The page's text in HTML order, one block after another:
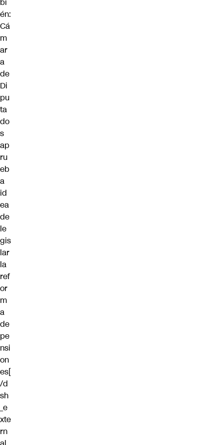
én:
Cá
m
ar
a
de
Di
pu
ta
do
s
ap
ru
eb
a
id
ea
de
le
gis
lar
la
ref
or
m
a
de
pe
nsi
on
es[
/d
sh
_e
xte
rn